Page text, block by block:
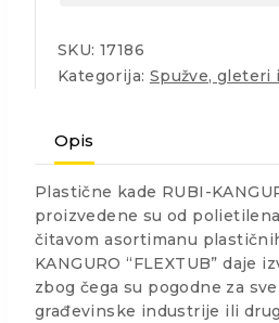
SKU: 17186
Kategorija: Spužve, gleteri
Opis
Plastične kade RUBI-
proizvedene su od
čitavom asortimanu
KANGURO “FLEXTUB” daje
zbog čega su pogodne za
građevinske industrije ili